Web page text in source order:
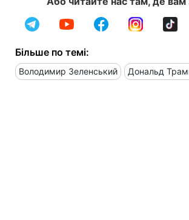
Більше по темі:
Володимир Зеленський Дональд